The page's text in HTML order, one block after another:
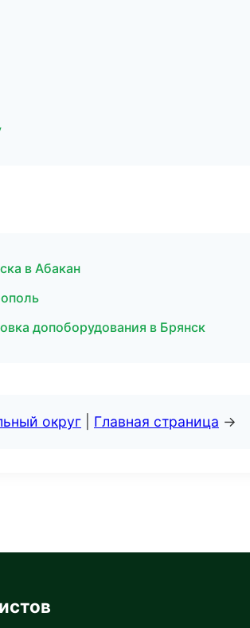
в Абакан
допоборудования в Брянск
округ Главная страница →